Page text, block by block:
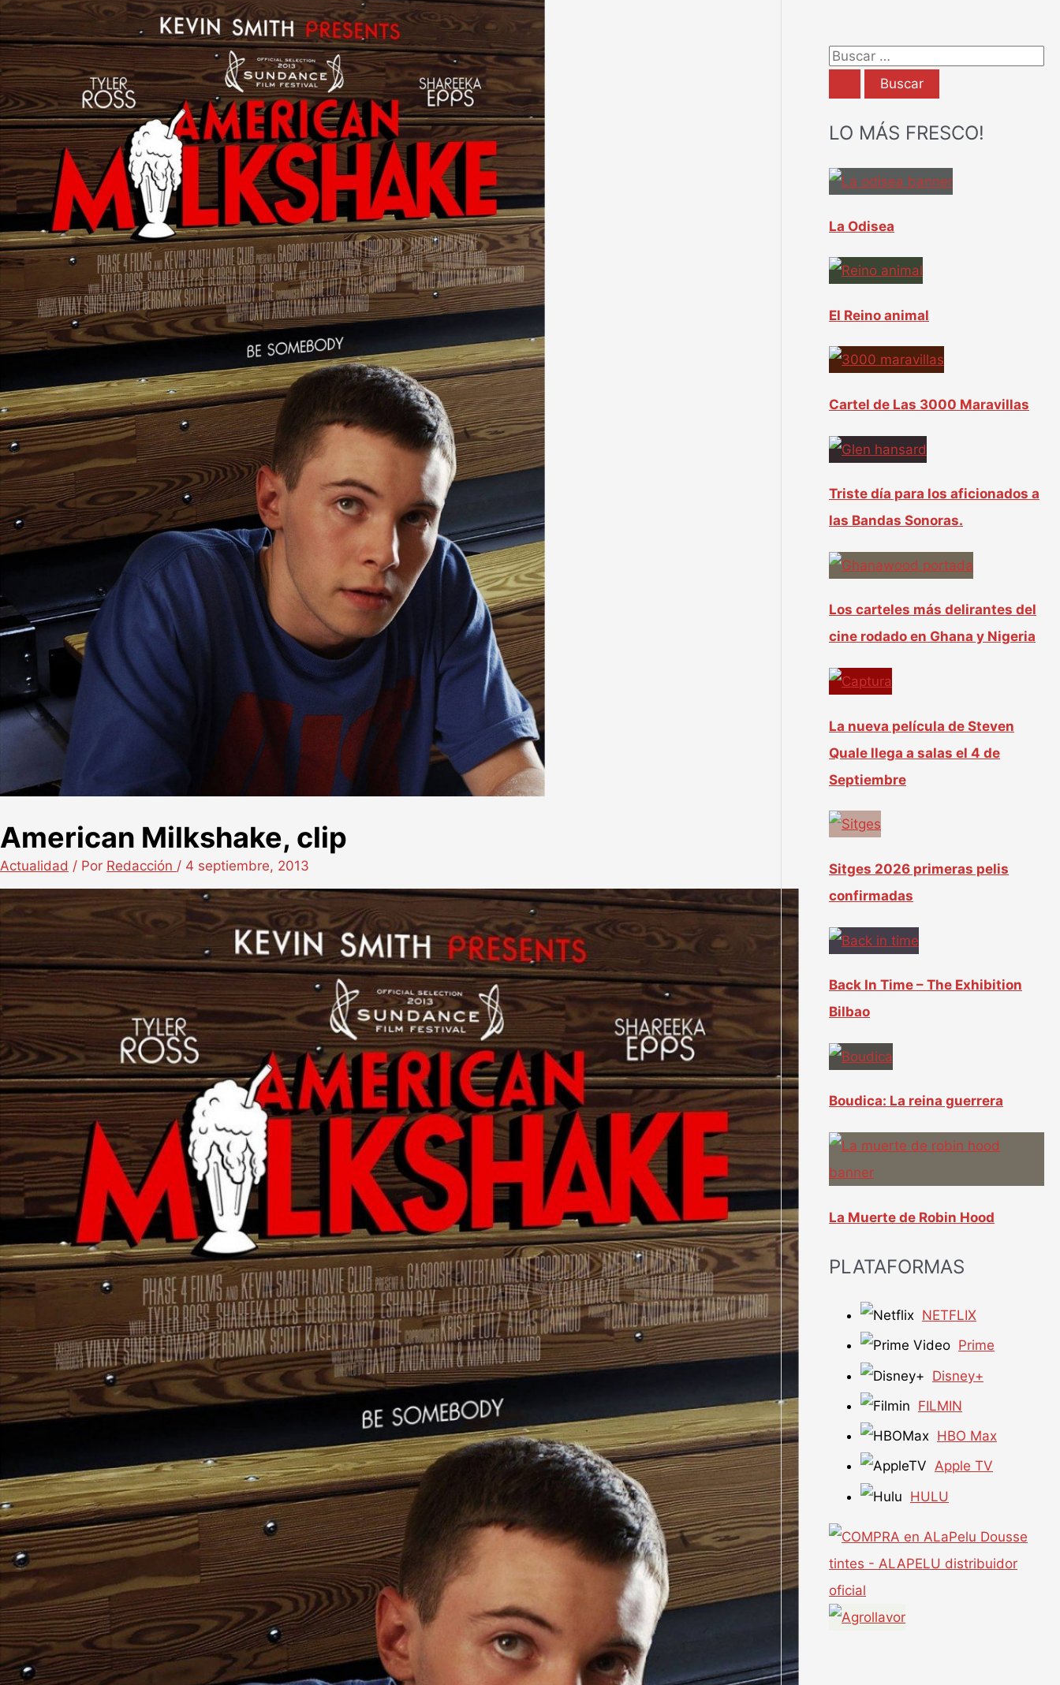
American Milkshake, clip
Actualidad / Por Redacción / 4 septiembre, 2013
B
c
r
LO MÁS FRESCO!
La Odisea
El Reino animal
Cartel de Las 3000 Maravillas
Triste día para los aficionados a
las Bandas Sonoras.
Los carteles más delirantes del
cine rodado en Ghana y Nigeria
La nueva película de Steven
Quale llega a salas el 4 de
Septiembre
Sitges 2026 primeras pelis
confirmadas
Back In Time – The Exhibition
Bilbao
Boudica: La reina guerrera
La Muerte de Robin Hood
PLATAFORMAS
NETFLIX
Prime
Disney+
FILMIN
HBO Max
Apple TV
HULU